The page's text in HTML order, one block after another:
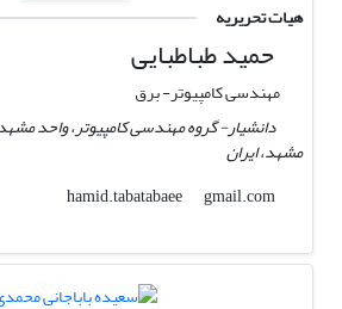
هیات تحریریه
حمید طباطبایی
مهندسی کامپیوتر- برق
دانشیار- گروه مهندسی کامپیوتر، واحد
مشهد، ایران
hamid.tabatabaee
gmail.com